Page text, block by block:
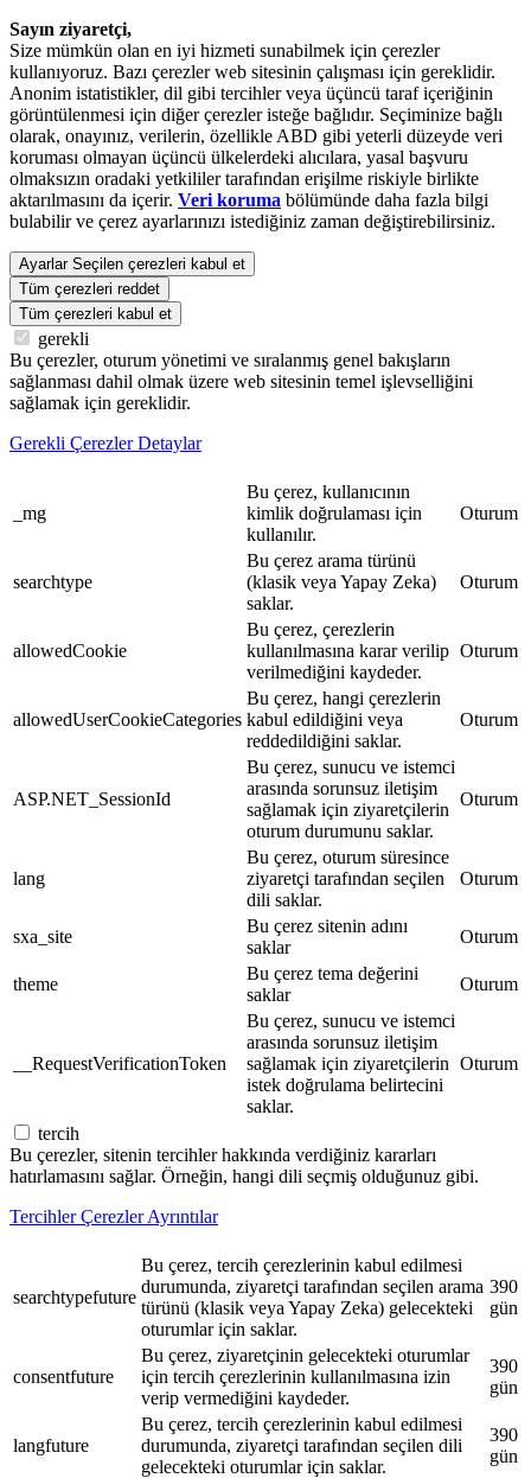
Sayın ziyaretçi,
Size mümkün olan en iyi hizmeti sunabilmek için çerezler
kullanıyoruz. Bazı çerezler web sitesinin çalışması için gereklidir.
Anonim istatistikler, dil gibi tercihler veya üçüncü taraf içeriğinin
görüntülenmesi için diğer çerezler isteğe bağlıdır. Seçiminize bağlı
olarak, onayınız, verilerin, özellikle ABD gibi yeterli düzeyde veri
koruması olmayan üçüncü ülkelerdeki alıcılara, yasal başvuru
olmaksızın oradaki yetkililer tarafından erişilme riskiyle birlikte
aktarılmasını da içerir. Veri koruma bölümünde daha fazla bilgi
bulabilir ve çerez ayarlarınızı istediğiniz zaman değiştirebilirsiniz.
Ayarlar Seçilen çerezleri kabul et
Tüm çerezleri reddet
Tüm çerezleri kabul et
gerekli
Bu çerezler, oturum yönetimi ve sıralanmış genel bakışların
sağlanması dahil olmak üzere web sitesinin temel işlevselliğini
sağlamak için gereklidir.
Gerekli Çerezler Detaylar
_mg
Bu çerez, kullanıcının
kimlik doğrulaması için
kullanılır.
Oturum
searchtype
Bu çerez arama türünü
(klasik veya Yapay Zeka)
saklar.
Oturum
allowedCookie
Bu çerez, çerezlerin
kullanılmasına karar verilip
verilmediğini kaydeder.
Oturum
allowedUserCookieCategories
Bu çerez, hangi çerezlerin
kabul edildiğini veya
reddedildiğini saklar.
Oturum
ASP.NET_SessionId
Bu çerez, sunucu ve istemci
arasında sorunsuz iletişim
sağlamak için ziyaretçilerin
oturum durumunu saklar.
Oturum
lang
Bu çerez, oturum süresince
ziyaretçi tarafından seçilen
dili saklar.
Oturum
sxa_site
Bu çerez sitenin adını
saklar
Oturum
theme
Bu çerez tema değerini
saklar
Oturum
__RequestVerificationToken
Bu çerez, sunucu ve istemci
arasında sorunsuz iletişim
sağlamak için ziyaretçilerin
istek doğrulama belirtecini
saklar.
Oturum
tercih
Bu çerezler, sitenin tercihler hakkında verdiğiniz kararları
hatırlamasını sağlar. Örneğin, hangi dili seçmiş olduğunuz gibi.
Tercihler Çerezler Ayrıntılar
searchtypefuture
Bu çerez, tercih çerezlerinin kabul edilmesi
durumunda, ziyaretçi tarafından seçilen arama
türünü (klasik veya Yapay Zeka) gelecekteki
oturumlar için saklar.
390
gün
consentfuture
Bu çerez, ziyaretçinin gelecekteki oturumlar
için tercih çerezlerinin kullanılmasına izin
verip vermediğini kaydeder.
390
gün
langfuture
Bu çerez, tercih çerezlerinin kabul edilmesi
durumunda, ziyaretçi tarafından seçilen dili
gelecekteki oturumlar için saklar.
390
gün